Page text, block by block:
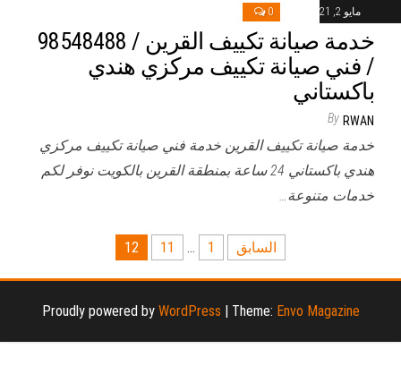
مايو 2, 2021 0
خدمة صيانة تكييف القرين / 98548488
/ فني صيانة تكييف مركزي هندي
باكستاني
By RWAN
خدمة صيانة تكييف القرين خدمة فني صيانة تكييف مركزي
هندي باكستاني 24 ساعة بمنطقة القرين بالكويت نوفر لكم
خدمات متنوعة…
صفحات
المقالات
السابق 1
…
11
12
Proudly powered by WordPress Theme: Envo Magazine